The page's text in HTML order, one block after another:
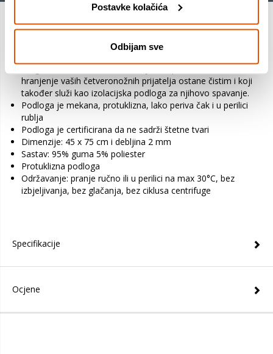
Postavke kolačića
Odbijam sve
Podloga PET OASIS 45 x 75 cm, različiti motivi, OLIVO
s digitalnim tiskom. Dodatak koji vam pomaže da kutak za
hranjenje vaših četveronožnih prijatelja ostane čistim i koji
također služi kao izolacijska podloga za njihovo spavanje.
Podloga je mekana, protuklizna, lako periva čak i u perilici
rublja
Podloga je certificirana da ne sadrži štetne tvari
Dimenzije: 45 x 75 cm i debljina 2 mm
Sastav: 95% guma 5% poliester
Protuklizna podloga
Održavanje: pranje ručno ili u perilici na max 30°C, bez
izbjeljivanja, bez glačanja, bez ciklusa centrifuge
Specifikacije
Ocjene